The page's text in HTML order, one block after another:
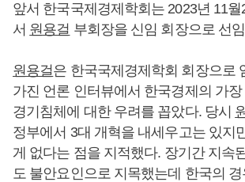
앞서 한국국제경제학회는 2023년 11월
서 원용걸 부회장을 신임 회장으로 선
원용걸은 한국국제경제학회 회장으로
가진 언론 인터뷰에서 한국경제의 가장
경기침체에 대한 우려를 꼽았다. 당시
정부에서 3대 개혁을 내세우고는 있지
게 없다는 점을 지적했다. 장기간 지속
도 불안요인으로 지목했는데 한국의